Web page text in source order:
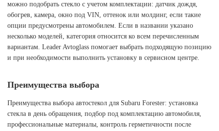
можно подобрать стекло с учетом комплектации: датчик дождя,
обогрев, камера, окно под VIN, оттенок или молдинг, если такие
опции предусмотрены автомобилем. Если в названии указано
несколько моделей, категория относится ко всем перечисленным
вариантам. Leader Avtoglass помогает выбрать подходящую позицию
и при необходимости выполнить установку в сервисном центре.
Преимущества выбора
Преимущества выбора автостекол для Subaru Forester: установка
стекла в день обращения, подбор под комплектацию автомобиля,
профессиональные материалы, контроль герметичности после